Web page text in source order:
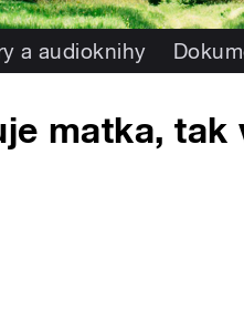
a audioknihy
matka, tak